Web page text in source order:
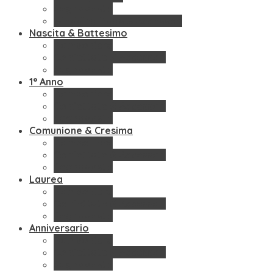
Nascita & Battesimo
1° Anno
Comunione & Cresima
Laurea
Anniversario